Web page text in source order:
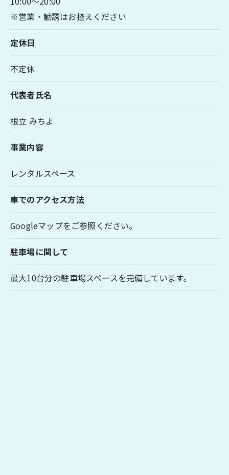
※営業・勧誘はお控えください
定休日
不定休
代表者氏名
根立 みちよ
事業内容
レンタルスペース
車でのアクセス方法
Googleマップをご参照ください。
駐車場に関して
最大10台分の駐車場スペースを完備しています。